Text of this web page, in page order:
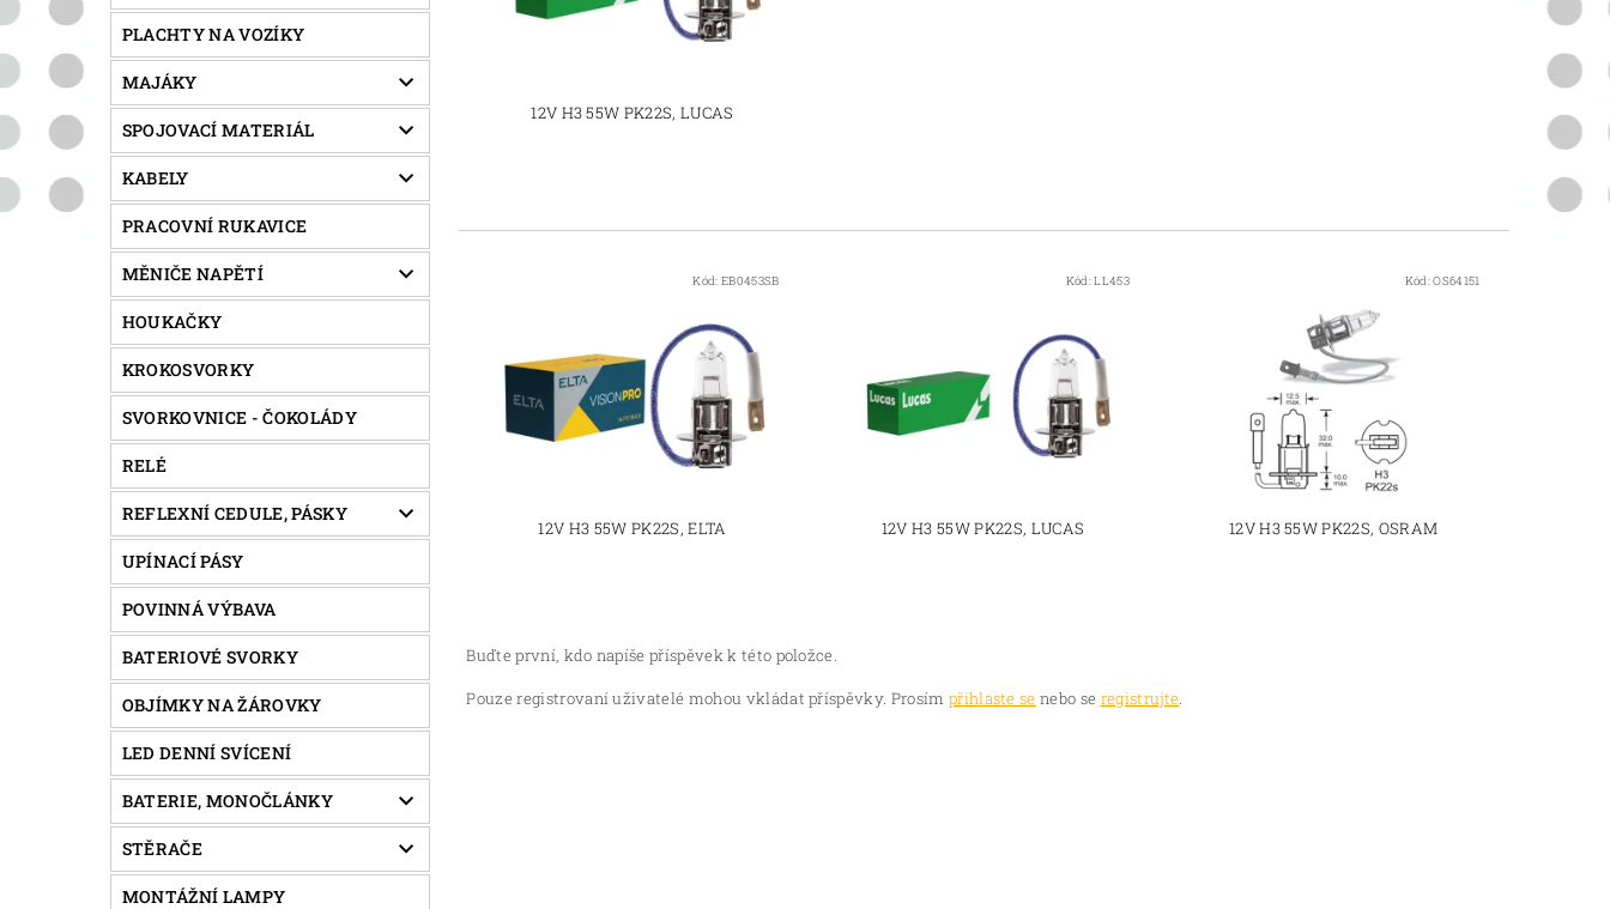
PLACHTY NA VOZÍKY
MAJÁKY
SPOJOVACÍ MATERIÁL
KABELY
PRACOVNÍ RUKAVICE
MĚNIČE NAPĚTÍ
HOUKAČKY
KROKOSVORKY
SVORKOVNICE - ČOKOLÁDY
RELÉ
REFLEXNÍ CEDULE, PÁSKY
UPÍNACÍ PÁSY
POVINNÁ VÝBAVA
BATERIOVÉ SVORKY
OBJÍMKY NA ŽÁROVKY
LED DENNÍ SVÍCENÍ
BATERIE, MONOČLÁNKY
STĚRAČE
MONTÁŽNÍ LAMPY
12V H3 55W PK22S, LUCAS
Kód: EB0453SB
12V H3 55W PK22S, ELTA
Kód:LL453
12V H3 55W PK22S, LUCAS
Kód:OS64151
12V H3 55W PK22S, OSRAM
Buďte první, kdo napíše příspěvek k této položce.
Pouze registrovaní uživatelé mohou vkládat příspěvky. Prosím přihlaste se nebo se registrujte.